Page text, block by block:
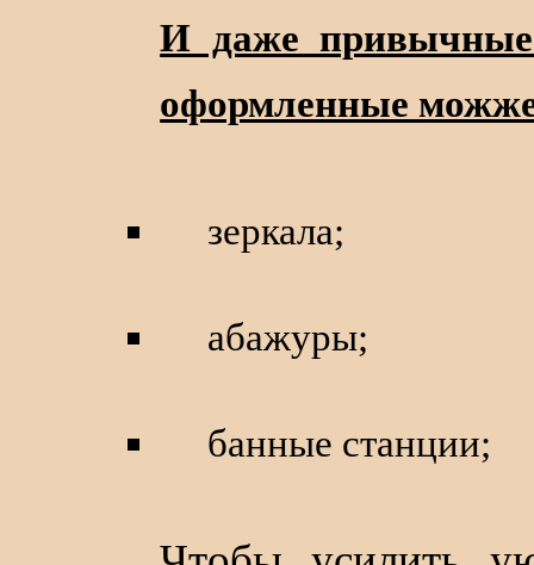
И даже привычные
оформленные
зеркала;
абажуры;
банные станции;